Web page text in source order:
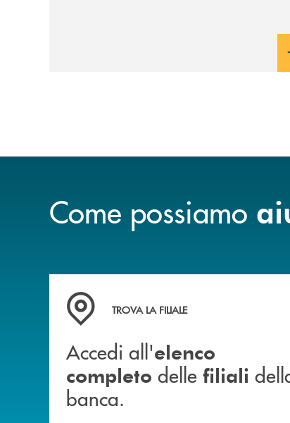
Come possiamo
Accedi all' elenco completo delle filiali
TROVA LA FILIALE
Accedi all'elenco
completo delle filiali
banca.